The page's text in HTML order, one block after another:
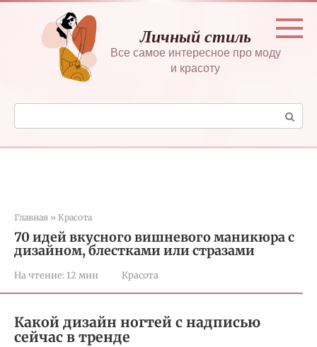
Перейти
контенту
Личный стиль
Все самое интересное про моду
и красоту
Поиск:
Главная » Красота
70 идей вкусного вишневого маникюра с
дизайном, блестками или стразами
На чтение: 12 мин Красота
Какой дизайн ногтей с надписью
сейчас в тренде